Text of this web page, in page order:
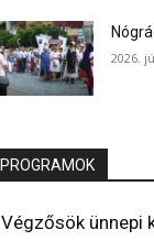
2026.
PROGRAMOK
Végzősök ünnepi